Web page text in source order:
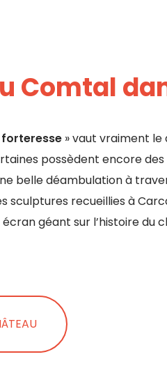
Comtal
» vaut vraiment le
possèdent encore
belle déambulation à
sculptures recueillies à
écran géant sur l’histoire du